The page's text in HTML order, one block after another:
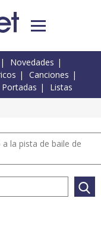
Novedades
Canciones
Portadas Listas
la pista de baile de